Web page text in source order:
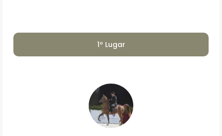
1º Lugar